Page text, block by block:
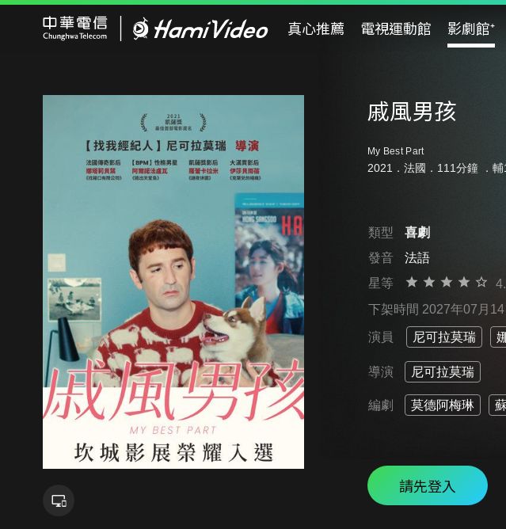
真心推薦 電視運動館 影劇館⁺
戚風男孩
My Best Part
2021．法國．111分鐘 ． 輔
類型
喜劇
發音
法語
星等
下架時間 2027年07月14
演員 尼可拉莫瑞
導演 尼可拉莫瑞
編劇 莫德阿梅琳
請先登入